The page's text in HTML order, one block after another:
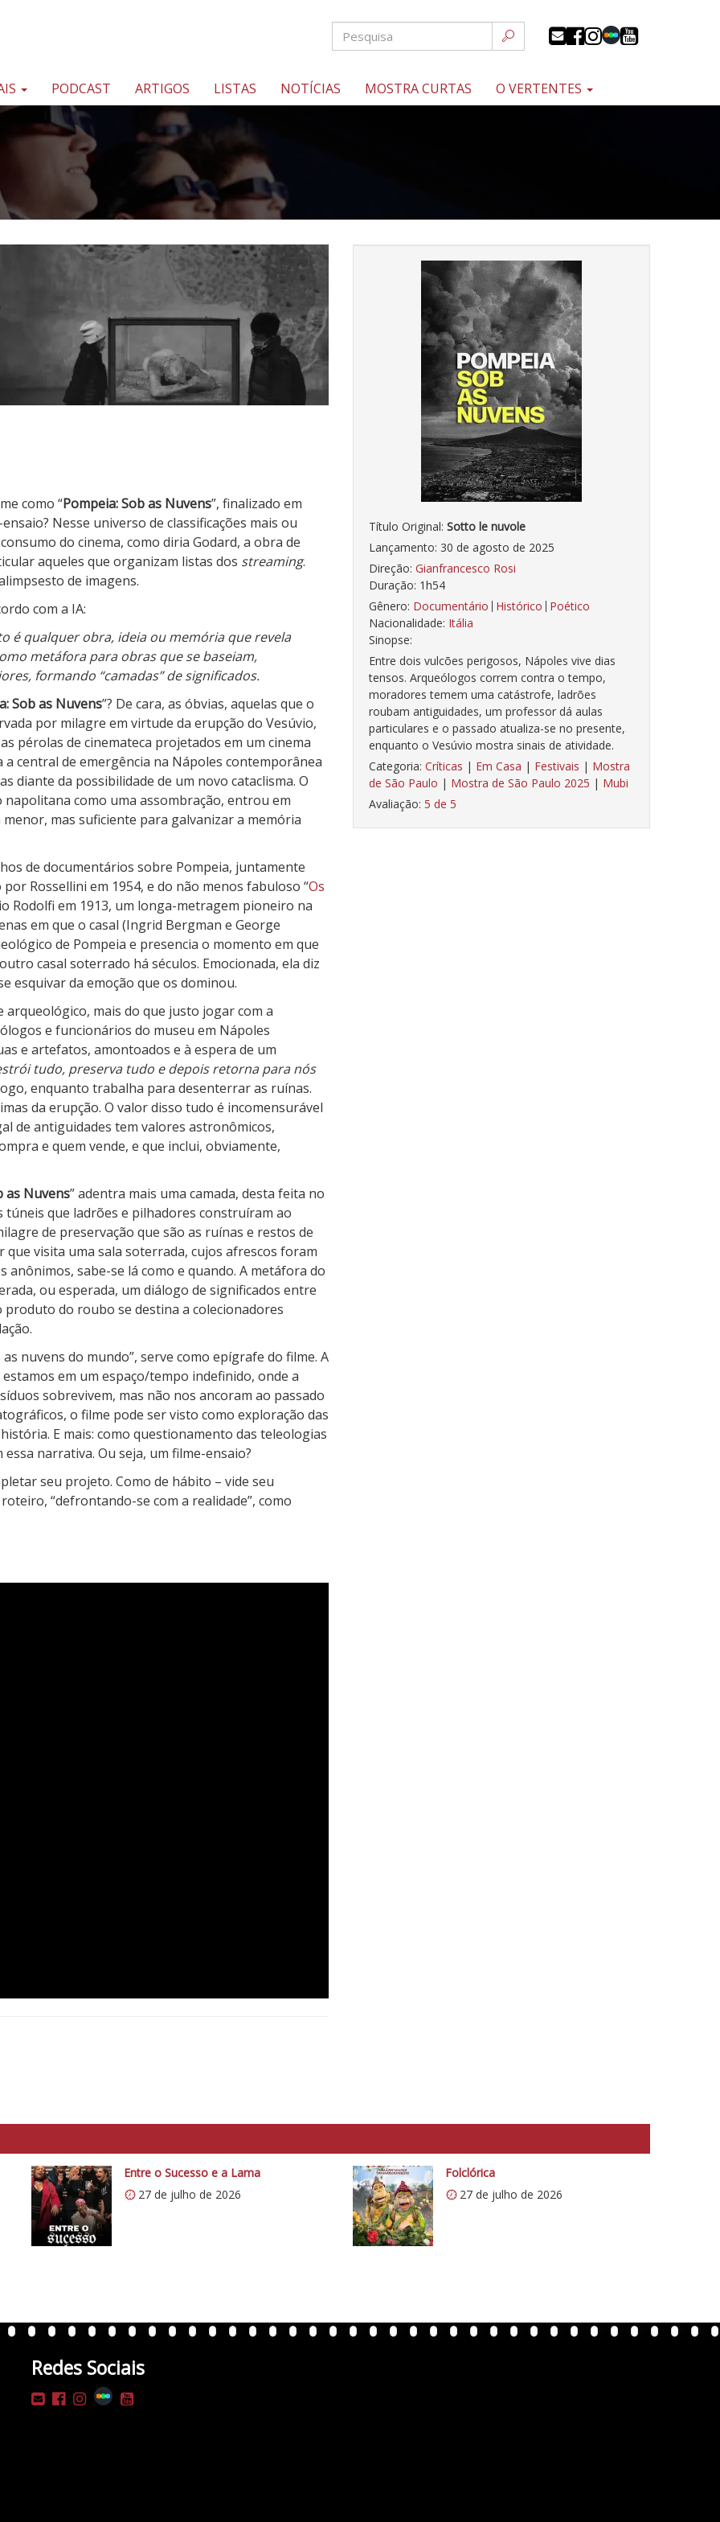
PODCAST ARTIGOS LISTAS NOTÍCIAS MOSTRA CURTAS O VERTENTES
Título Original: Sotto le nuvole
Lançamento: 30 de agosto de 2025
Direção: Gianfrancesco Rosi
Duração: 1h54
Gênero: Documentário Histórico Poético
Nacionalidade: Itália
Sinopse:
Entre dois vulcões perigosos, Nápoles vive dias
tensos. Arqueólogos correm contra o tempo,
moradores temem uma catástrofe, ladrões
roubam antiguidades, um professor dá aulas
particulares e o passado atualiza-se no presente,
enquanto o Vesúvio mostra sinais de atividade.
Categoria: Críticas | Em Casa | Festivais | Mostra
de São Paulo | Mostra de São Paulo 2025 | Mubi
Avaliação: 5 de 5
como “Pompeia: Sob as Nuvens”, finalizado em
Nesse universo de classificações mais ou
do cinema, como diria Godard, a obra de
aqueles que organizam listas dos streaming.
de imagens.
com a IA:
é qualquer obra, ideia ou memória que revela
metáfora para obras que se baseiam,
formando “camadas” de significados.
Sob as Nuvens”? De cara, as óbvias, aquelas que o
por milagre em virtude da erupção do Vesúvio,
pérolas de cinemateca projetados em um cinema
central de emergência na Nápoles contemporânea
da possibilidade de um novo cataclisma. O
como uma assombração, entrou em
mas suficiente para galvanizar a memória
de documentários sobre Pompeia, juntamente
Rossellini em 1954, e do não menos fabuloso “Os
Rodolfi em 1913, um longa-metragem pioneiro na
em que o casal (Ingrid Bergman e George
de Pompeia e presencia o momento em que
casal soterrado há séculos. Emocionada, ela diz
esquivar da emoção que os dominou.
arqueológico, mais do que justo jogar com a
e funcionários do museu em Nápoles
e artefatos, amontoados e à espera de um
tudo, preserva tudo e depois retorna para nós
enquanto trabalha para desenterrar as ruínas.
da erupção. O valor disso tudo é incomensurável
de antiguidades tem valores astronômicos,
e quem vende, e que inclui, obviamente,
as Nuvens” adentra mais uma camada, desta feita no
túneis que ladrões e pilhadores construíram ao
de preservação que são as ruínas e restos de
visita uma sala soterrada, cujos afrescos foram
sabe-se lá como e quando. A metáfora do
ou esperada, um diálogo de significados entre
do roubo se destina a colecionadores
nuvens do mundo”, serve como epígrafe do filme. A
em um espaço/tempo indefinido, onde a
sobrevivem, mas não nos ancoram ao passado
o filme pode ser visto como exploração das
E mais: como questionamento das teleologias
narrativa. Ou seja, um filme-ensaio?
seu projeto. Como de hábito – vide seu
“defrontando-se com a realidade”, como
Entre o Sucesso e a Lama
27 de julho de 2026
Folclórica
27 de julho de 2026
Redes Sociais